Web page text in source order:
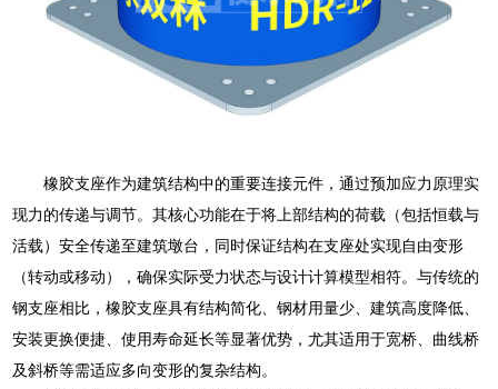
橡胶支座作为建筑结构中的重要连接元件，通过预加应力原理实
现力的传递与调节。其核心功能在于将上部结构的荷载（包括恒载与
活载）安全传递至建筑墩台，同时保证结构在支座处实现自由变形
（转动或移动），确保实际受力状态与设计计算模型相符。与传统的
钢支座相比，橡胶支座具有结构简化、钢材用量少、建筑高度降低、
安装更换便捷、使用寿命延长等显著优势，尤其适用于宽桥、曲线桥
及斜桥等需适应多向变形的复杂结构。